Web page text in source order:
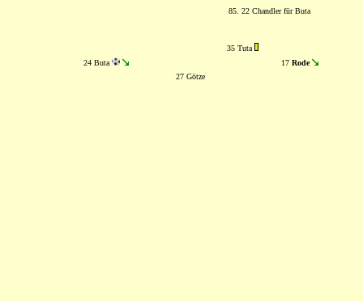
85. 22 Chandler für Buta
35 Tuta
24 Buta
17 Rode
27 Götze